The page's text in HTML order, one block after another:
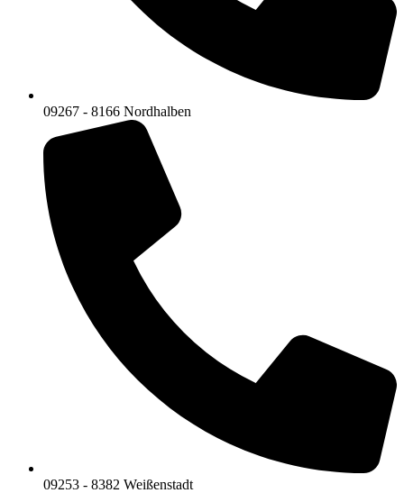
09267 - 8166 Nordhalben
09253 - 8382 Weißenstadt